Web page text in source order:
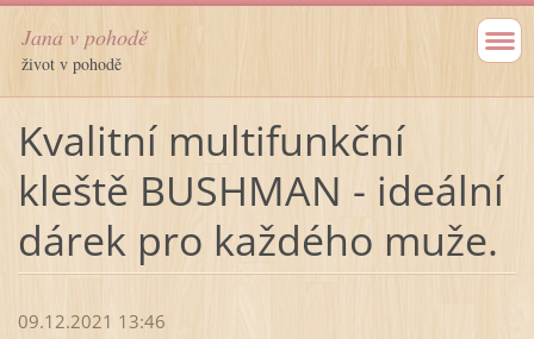
Jana v pohodě
život v pohodě
Kvalitní multifunkční
kleště BUSHMAN - ideální
dárek pro každého muže.
09.12.2021 13:46